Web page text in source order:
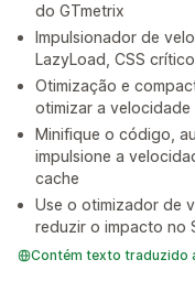
do GTmetrix
Impulsionador de
LazyLoad, CSS
Otimização e
otimizar a velocidade
Minifique o código,
impulsione a
cache
Use o otimizador de
reduzir o impacto no
Contém texto traduzido